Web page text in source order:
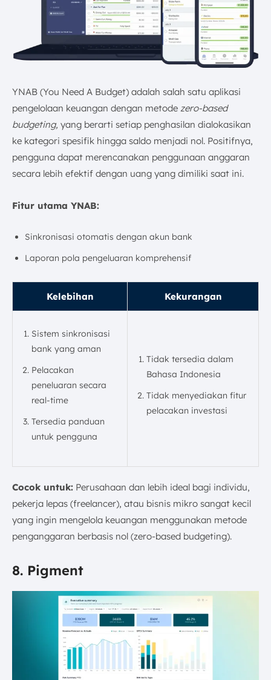
YNAB (You Need A Budget) adalah salah satu aplikasi
pengelolaan keuangan dengan metode zero-based
budgeting, yang berarti setiap penghasilan dialokasikan
ke kategori spesifik hingga saldo menjadi nol. Positifnya,
pengguna dapat merencanakan penggunaan anggaran
secara lebih efektif dengan uang yang dimiliki saat ini.
Fitur utama YNAB:
Sinkronisasi otomatis dengan akun bank
Laporan pola pengeluaran komprehensif
Kelebihan Kekurangan
Sistem sinkronisasi
bank yang aman
Pelacakan
peneluaran secara
real-time
Tersedia panduan
untuk pengguna
Tidak tersedia dalam
Bahasa Indonesia
Tidak menyediakan fitur
pelacakan investasi
Cocok untuk: Perusahaan dan lebih ideal bagi individu,
pekerja lepas (freelancer), atau bisnis mikro sangat kecil
yang ingin mengelola keuangan menggunakan metode
penganggaran berbasis nol (zero-based budgeting).
8. Pigment